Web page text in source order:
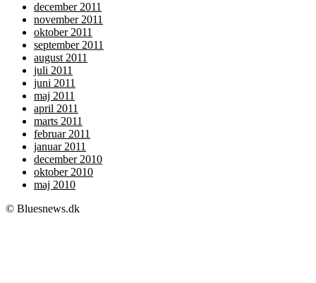
december 2011
november 2011
oktober 2011
september 2011
august 2011
juli 2011
juni 2011
maj 2011
april 2011
marts 2011
februar 2011
januar 2011
december 2010
oktober 2010
maj 2010
© Bluesnews.dk